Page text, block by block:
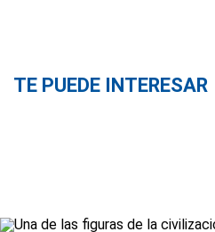
TE PUEDE INTERESAR